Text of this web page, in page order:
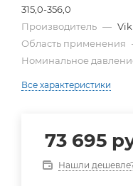
315,0-356,0
Производитель —
Область применения
Номинальное
Все характеристики
73 695
Нашли